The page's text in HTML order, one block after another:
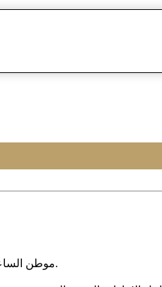
Land of Watches، موطن الساعات الأصلیة مع أکثر من 20 عامًا من الخبرة فی بیع الساعات عبر الإنترنت.